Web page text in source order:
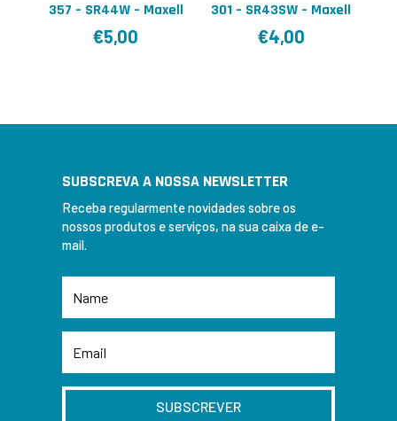
357 – SR44W – Maxell
€5,00
301 – SR43SW – Maxell
€4,00
SUBSCREVA A NOSSA NEWSLETTER
Receba regularmente novidades sobre os
nossos produtos e serviços, na sua caixa de e-
mail.
SUBSCREVER